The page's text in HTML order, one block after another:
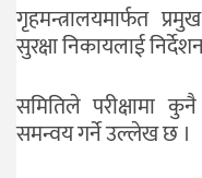
गृहमन्त्रालयमार्फत
सुरक्षा निकायलाई
समितिले परीक्षामा कुनै
समन्वय गर्ने उल्लेख छ ।